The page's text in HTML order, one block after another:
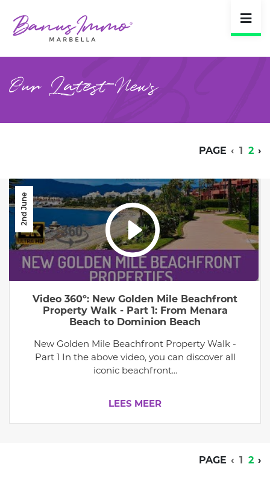
Our Latest News
PAGE ‹ 1 2 ›
2nd June
Video 360º: New Golden Mile Beachfront
Property Walk - Part 1: From Menara
Beach to Dominion Beach
New Golden Mile Beachfront Property Walk -
Part 1 In the above video, you can discover all
iconic beachfront...
LEES MEER
PAGE ‹ 1 2 ›